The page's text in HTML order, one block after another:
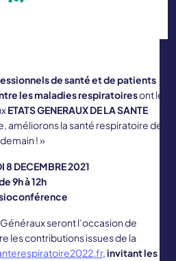
de santé et de patients
les maladies respiratoiresont le
ETATS GENERAUX DE LA SANTE
améliorons la santé respiratoire de
demain ! »
8 DECEMBRE 2021
9h à 12h
seront l’occasion de
les contributions issues de la
,invitant les